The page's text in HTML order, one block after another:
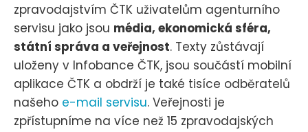
zpravodajstvím ČTK uživatelům agenturního
servisu jako jsou média, ekonomická sféra,
státní správa a veřejnost. Texty zůstávají
uloženy v Infobance ČTK, jsou součástí mobilní
aplikace ČTK a obdrží je také tisíce odběratelů
našeho e-mail servisu. Veřejnosti je
zpřístupníme na více než 15 zpravodajských